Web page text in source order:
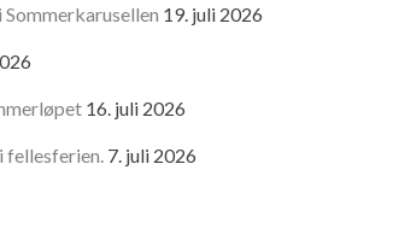
19. juli 2026
16. juli 2026
fellesferien. 7. juli 2026